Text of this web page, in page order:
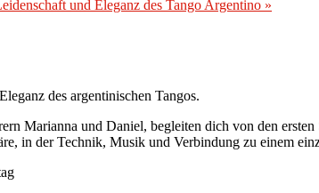
und Eleganz des Tango Argentino »
des argentinischen Tangos.
Marianna und Daniel, begleiten dich von den
in der Technik, Musik und Verbindung zu einem